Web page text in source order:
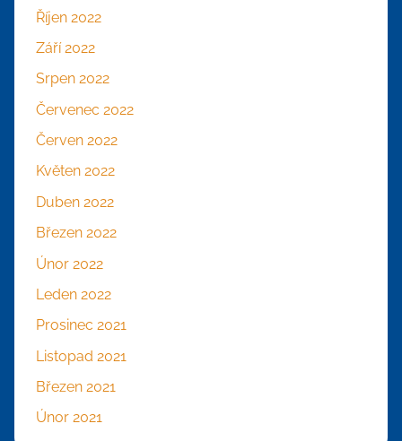
Říjen 2022
Září 2022
Srpen 2022
Červenec 2022
Červen 2022
Květen 2022
Duben 2022
Březen 2022
Únor 2022
Leden 2022
Prosinec 2021
Listopad 2021
Březen 2021
Únor 2021